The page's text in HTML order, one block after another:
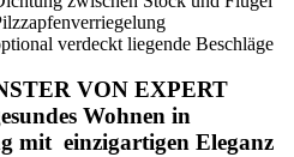
verdeckt liegende Beschläge
VON EXPERT
Wohnen in
mit einzigartigen Eleganz